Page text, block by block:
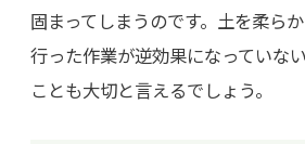
固まってしまうのです。土を柔ら
行った作業が逆効果になっていな
ことも大切と言えるでしょう。